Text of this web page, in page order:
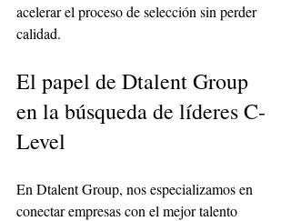
acelerar el proceso de selección sin perder
calidad.
El papel de Dtalent Group
en la búsqueda de líderes C-
Level
En Dtalent Group, nos especializamos en
conectar empresas con el mejor talento